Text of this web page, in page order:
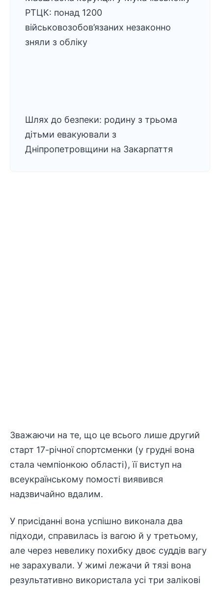
РТЦК: понад 1200
військовозобов’язаних незаконно
зняли з обліку
Шлях до безпеки: родину з трьома
дітьми евакуювали з
Дніпропетровщини на Закарпаття
Зважаючи на те, що це всього лише другий
старт 17-річної спортсменки (у грудні вона
стала чемпіонкою області), її виступ на
всеукраїнському помості виявився
надзвичайно вдалим.
У присіданні вона успішно виконала два
підходи, справилась із вагою й у третьому,
але через невелику похибку двоє суддів вагу
не зарахували. У жимі лежачи й тязі вона
результативно використала усі три залікові